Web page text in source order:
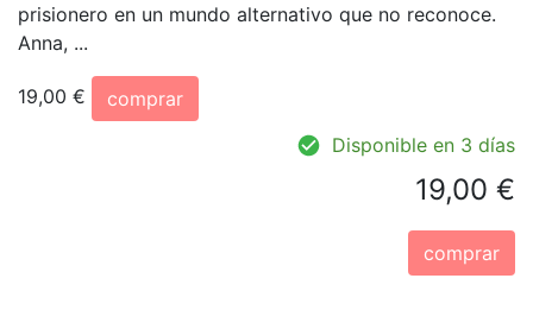
prisionero en un mundo alternativo que no reconoce.
Anna, ...
19,00 €
comprar
Disponible en 3 días
19,00 €
comprar